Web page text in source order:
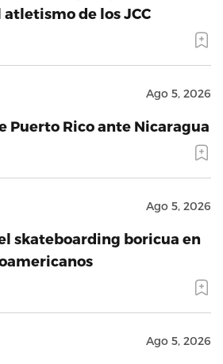
atletismo de los JCC
Ago 5, 2026
Puerto Rico ante Nicaragua
Ago 5, 2026
skateboarding boricua en
Ago 5, 2026